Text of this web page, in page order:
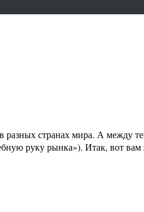
разных странах мира. А между
руку рынка»). Итак, вот